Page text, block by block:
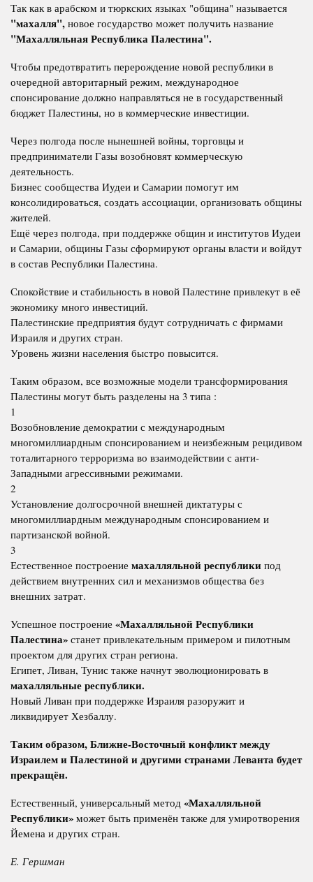
Так как в арабском и тюркских языках "община" называется
"махалля", новое государство может получить название
"Махалляльная Республика Палестина".
Чтобы предотвратить перерождение новой республики в
очередной авторитарный режим, международное
спонсирование должно направляться не в государственный
бюджет Палестины, но в коммерческие инвестиции.
Через полгода после нынешней войны, торговцы и
предприниматели Газы возобновят коммерческую
деятельность.
Бизнес сообщества Иудеи и Самарии помогут им
консолидироваться, создать ассоциации, организовать общины
жителей.
Ещё через полгода, при поддержке общин и институтов Иудеи
и Самарии, общины Газы сформируют органы власти и войдут
в состав Республики Палестина.
Спокойствие и стабильность в новой Палестине привлекут в её
экономику много инвестиций.
Палестинские предприятия будут сотрудничать с фирмами
Израиля и других стран.
Уровень жизни населения быстро повысится.
Таким образом, все возможные модели трансформирования
Палестины могут быть разделены на 3 типа :
1
Возобновление демократии с международным
многомиллиардным спонсированием и неизбежным рецидивом
тоталитарного терроризма во взаимодействии с анти-
Западными агрессивными режимами.
2
Установление долгосрочной внешней диктатуры с
многомиллиардным международным спонсированием и
партизанской войной.
3
Естественное построение махалляльной республики под
действием внутренних сил и механизмов общества без
внешних затрат.
Успешное построение «Махалляльной Республики
Палестина» станет привлекательным примером и пилотным
проектом для других стран региона.
Египет, Ливан, Тунис также начнут эволюционировать в
махалляльные республики.
Новый Ливан при поддержке Израиля разоружит и
ликвидирует Хезбаллу.
Таким образом, Ближне-Восточный конфликт между
Израилем и Палестиной и другими странами Леванта будет
прекращён.
Естественный, универсальный метод «Махалляльной
Республики» может быть применён также для умиротворения
Йемена и других стран.
Е. Гершман